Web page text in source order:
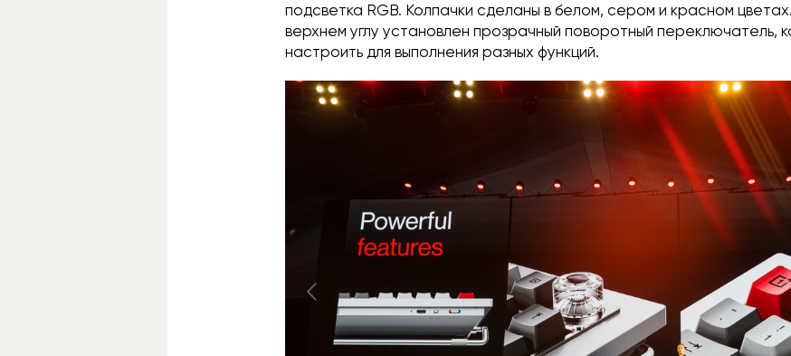
подсветка RGB. Колпачки сделаны в белом, сером и красном
верхнем углу установлен прозрачный поворотный переключатель,
настроить для выполнения разных функций.